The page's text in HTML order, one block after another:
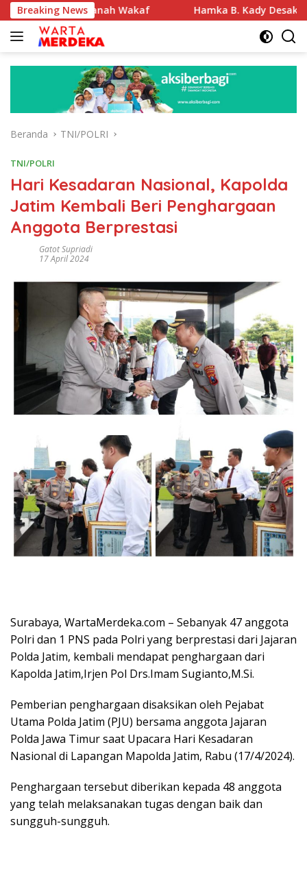
Langsung
ke
konten
Breaking News
Tanah Wakaf Hamka B. Kady Desak Evaluasi
Beranda TNI/POLRI
TNI/POLRI
Hari Kesadaran Nasional, Kapolda
Jatim Kembali Beri Penghargaan
Anggota Berprestasi
Gatot Supriadi
17 April 2024
Surabaya, WartaMerdeka.com – Sebanyak 47 anggota
Polri dan 1 PNS pada Polri yang berprestasi dari Jajaran
Polda Jatim, kembali mendapat penghargaan dari
Kapolda Jatim,Irjen Pol Drs.Imam Sugianto,M.Si.
Pemberian penghargaan disaksikan oleh Pejabat
Utama Polda Jatim (PJU) bersama anggota Jajaran
Polda Jawa Timur saat Upacara Hari Kesadaran
Nasional di Lapangan Mapolda Jatim, Rabu (17/4/2024).
Penghargaan tersebut diberikan kepada 48 anggota
yang telah melaksanakan tugas dengan baik dan
sungguh-sungguh.